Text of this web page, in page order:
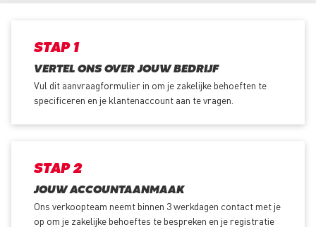
STAP 1
VERTEL ONS OVER JOUW BEDRIJF
Vul dit aanvraagformulier in om je zakelijke behoeften te
specificeren en je klantenaccount aan te vragen.
STAP 2
JOUW ACCOUNTAANMAAK
Ons verkoopteam neemt binnen 3 werkdagen contact met je
op om je zakelijke behoeftes te bespreken en je registratie